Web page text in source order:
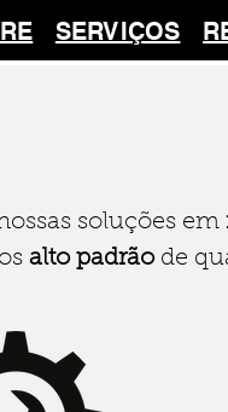
SERVIÇOS
soluções em
alto padrãode